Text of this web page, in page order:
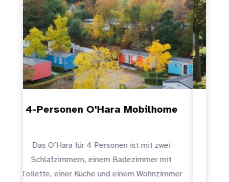
6-Personen O'Hara Mobilhome
Das O’Hara für 6 Personen verfügt über drei
Schlafzimmer, ein Badezimmer, eine
separate Toilette, eine Küche und ein